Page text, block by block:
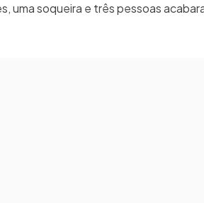
uma soqueira e três pessoas